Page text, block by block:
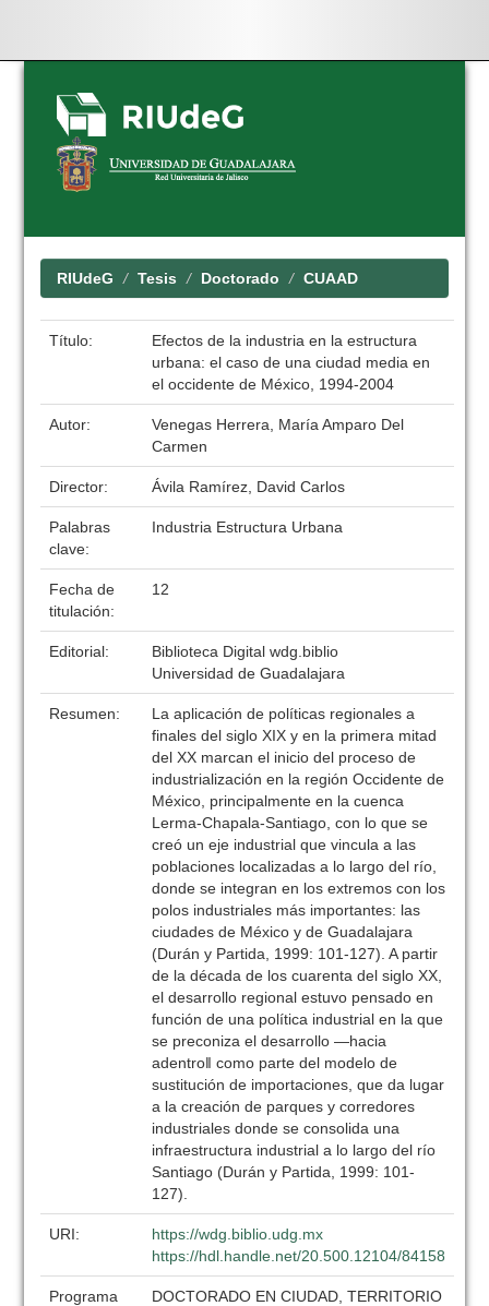
Skip
navigation
RIUdeG Tesis Doctorado CUAAD
Título:
Efectos de la industria en la estructura
urbana: el caso de una ciudad media en
el occidente de México, 1994-2004
Autor:
Venegas Herrera, María Amparo Del
Carmen
Director: Ávila Ramírez, David Carlos
Palabras
clave:
Industria Estructura Urbana
Fecha de
titulación:
12
Editorial:
Biblioteca Digital wdg.biblio
Universidad de Guadalajara
Resumen:
La aplicación de políticas regionales a
finales del siglo XIX y en la primera mitad
del XX marcan el inicio del proceso de
industrialización en la región Occidente de
México, principalmente en la cuenca
Lerma-Chapala-Santiago, con lo que se
creó un eje industrial que vincula a las
poblaciones localizadas a lo largo del río,
donde se integran en los extremos con los
polos industriales más importantes: las
ciudades de México y de Guadalajara
(Durán y Partida, 1999: 101-127). A partir
de la década de los cuarenta del siglo XX,
el desarrollo regional estuvo pensado en
función de una política industrial en la que
se preconiza el desarrollo ―hacia
adentro‖ como parte del modelo de
sustitución de importaciones, que da lugar
a la creación de parques y corredores
industriales donde se consolida una
infraestructura industrial a lo largo del río
Santiago (Durán y Partida, 1999: 101-
127).
URI:
https://wdg.biblio.udg.mx
https://hdl.handle.net/20.500.12104/84158
Programa
DOCTORADO EN CIUDAD, TERRITORIO